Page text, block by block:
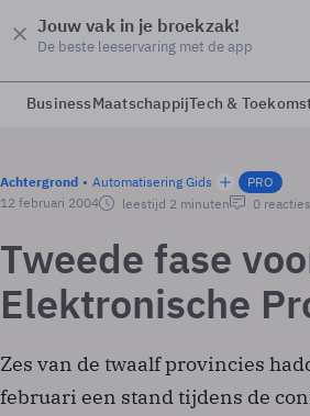
Jouw vak in je broekzak!
De beste leeservaring met de app
BusinessMaatschappijTech &
Achtergrond Automatisering Gids
PRO
12 februari 2004
leestijd 2 minuten 0 reacties
Tweede fase
Elektronische
Zes van de twaalf provincies
februari een stand tijdens de